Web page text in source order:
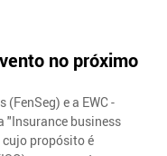
no próximo
e a EWC -
"Insurance business
propósito é